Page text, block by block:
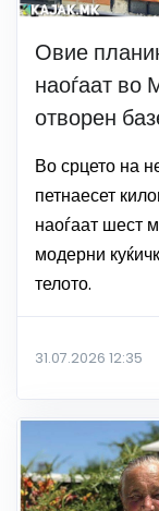
Овие
наоѓаат во
отворен
Во срцето на
петнаесет
наоѓаат шест
модерни
телото.
31.07.2026 12:35